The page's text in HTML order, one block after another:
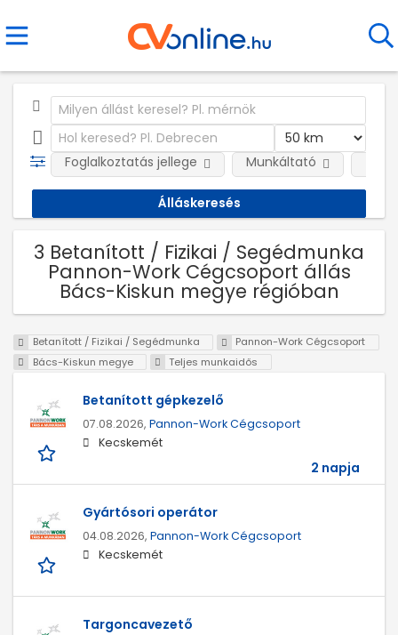
Foglalkoztatás jellege Munkáltató
3 Betanított / Fizikai / Segédmunka
Pannon-Work Cégcsoport állás
Bács-Kiskun megye régióban
Betanított / Fizikai / Segédmunka
Pannon-Work Cégcsoport
Bács-Kiskun megye
Teljes munkaidős
Betanított gépkezelő
07.08.2026, Pannon-Work Cégcsoport
Kecskemét
2 napja
Gyártósori operátor
04.08.2026, Pannon-Work Cégcsoport
Kecskemét
Targoncavezető